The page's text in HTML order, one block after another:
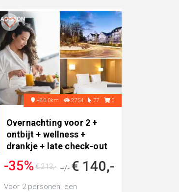
+80.0km 2754 77 0
Overnachting voor 2 +
ontbijt + wellness +
drankje + late check-out
bi..
-35% +/- € 140,-
€ 213,-
Voor 2 personen: een